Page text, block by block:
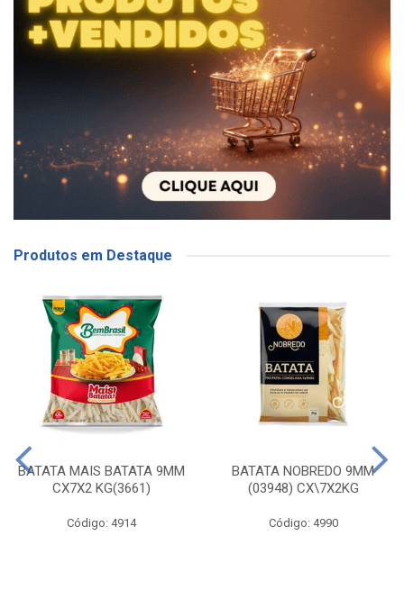
Produtos em Destaque
BATATA MAIS BATATA 9MM
CX7X2 KG(3661)
Código: 4914
BATATA NOBREDO 9MM
(03948) CX\7X2KG
Código: 4990